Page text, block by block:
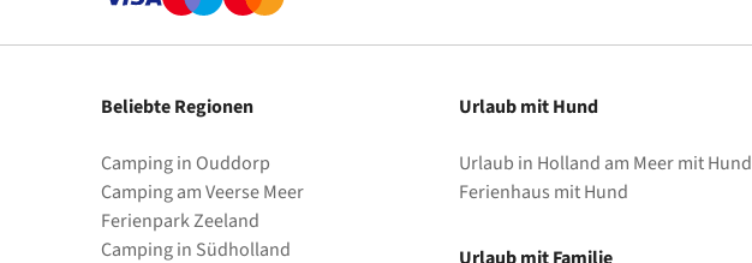
Beliebte Regionen
Camping in Ouddorp
Camping am Veerse Meer
Ferienpark Zeeland
Camping in Südholland
Urlaub mit Hund
Urlaub in Holland am Meer mit Hund
Ferienhaus mit Hund